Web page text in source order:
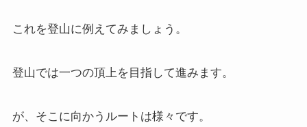
これを登山に例えてみましょう。
登山では一つの頂上を目指して進みます。
が、そこに向かうルートは様々です。